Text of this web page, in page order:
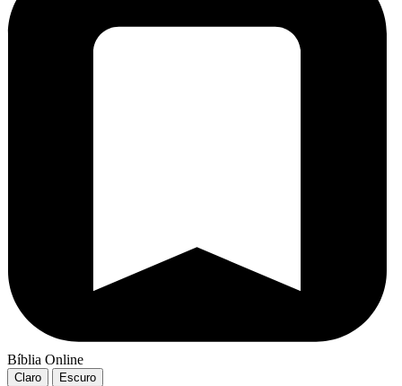
Bíblia Online
Claro Escuro